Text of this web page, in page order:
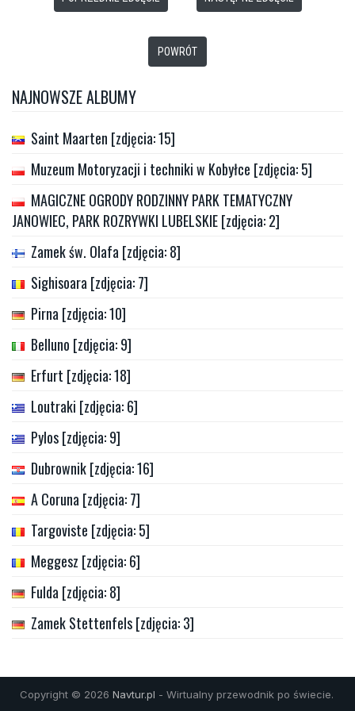
POWRÓT
NAJNOWSZE ALBUMY
Saint Maarten [zdjęcia: 15]
Muzeum Motoryzacji i techniki w Kobyłce [zdjęcia: 5]
MAGICZNE OGRODY RODZINNY PARK TEMATYCZNY
JANOWIEC, PARK ROZRYWKI LUBELSKIE [zdjęcia: 2]
Zamek św. Olafa [zdjęcia: 8]
Sighisoara [zdjęcia: 7]
Pirna [zdjęcia: 10]
Belluno [zdjęcia: 9]
Erfurt [zdjęcia: 18]
Loutraki [zdjęcia: 6]
Pylos [zdjęcia: 9]
Dubrownik [zdjęcia: 16]
A Coruna [zdjęcia: 7]
Targoviste [zdjęcia: 5]
Meggesz [zdjęcia: 6]
Fulda [zdjęcia: 8]
Zamek Stettenfels [zdjęcia: 3]
Copyright © 2026 Navtur.pl - Wirtualny przewodnik po świecie.